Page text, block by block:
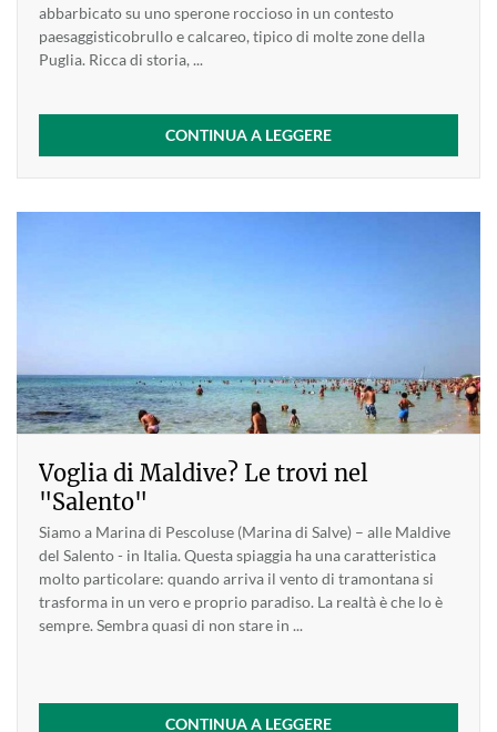
abbarbicato su uno sperone roccioso in un contesto
paesaggisticobrullo e calcareo, tipico di molte zone della
Puglia. Ricca di storia, ...
CONTINUA A LEGGERE
Voglia di Maldive? Le trovi nel
"Salento"
Siamo a Marina di Pescoluse (Marina di Salve) – alle Maldive
del Salento - in Italia. Questa spiaggia ha una caratteristica
molto particolare: quando arriva il vento di tramontana si
trasforma in un vero e proprio paradiso. La realtà è che lo è
sempre. Sembra quasi di non stare in ...
CONTINUA A LEGGERE